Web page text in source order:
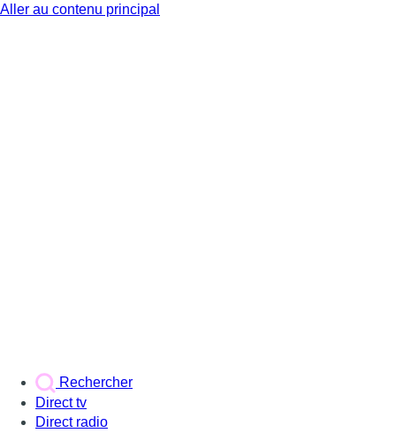
Aller au contenu principal
Rechercher
Direct tv
Direct radio